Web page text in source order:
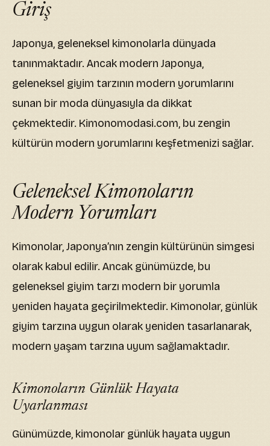
Giriş
Japonya, geleneksel kimonolarla dünyada
tanınmaktadır. Ancak modern Japonya,
geleneksel giyim tarzının modern yorumlarını
sunan bir moda dünyasıyla da dikkat
çekmektedir. Kimonomodasi.com, bu zengin
kültürün modern yorumlarını keşfetmenizi sağlar.
Geleneksel Kimonoların
Modern Yorumları
Kimonolar, Japonya’nın zengin kültürünün simgesi
olarak kabul edilir. Ancak günümüzde, bu
geleneksel giyim tarzı modern bir yorumla
yeniden hayata geçirilmektedir. Kimonolar, günlük
giyim tarzına uygun olarak yeniden tasarlanarak,
modern yaşam tarzına uyum sağlamaktadır.
Kimonoların Günlük Hayata
Uyarlanması
Günümüzde, kimonolar günlük hayata uygun